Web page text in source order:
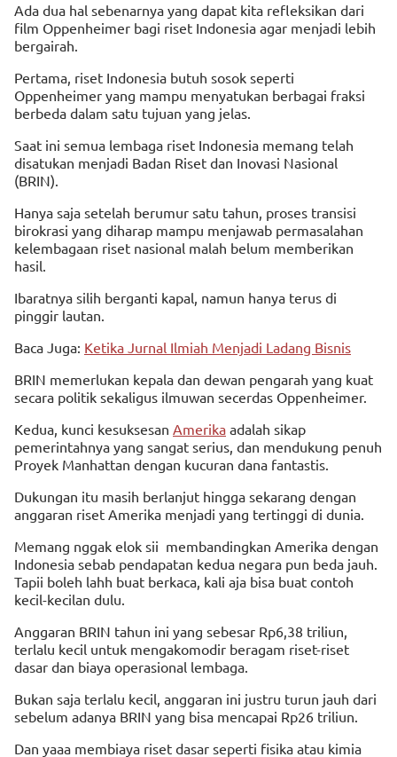
Ada dua hal sebenarnya yang dapat kita refleksikan dari
film Oppenheimer bagi riset Indonesia agar menjadi lebih
bergairah.
Pertama, riset Indonesia butuh sosok seperti
Oppenheimer yang mampu menyatukan berbagai fraksi
berbeda dalam satu tujuan yang jelas.
Saat ini semua lembaga riset Indonesia memang telah
disatukan menjadi Badan Riset dan Inovasi Nasional
(BRIN).
Hanya saja setelah berumur satu tahun, proses transisi
birokrasi yang diharap mampu menjawab permasalahan
kelembagaan riset nasional malah belum memberikan
hasil.
Ibaratnya silih berganti kapal, namun hanya terus di
pinggir lautan.
Baca Juga: Ketika Jurnal Ilmiah Menjadi Ladang Bisnis
BRIN memerlukan kepala dan dewan pengarah yang kuat
secara politik sekaligus ilmuwan secerdas Oppenheimer.
Kedua, kunci kesuksesan Amerika adalah sikap
pemerintahnya yang sangat serius, dan mendukung penuh
Proyek Manhattan dengan kucuran dana fantastis.
Dukungan itu masih berlanjut hingga sekarang dengan
anggaran riset Amerika menjadi yang tertinggi di dunia.
Memang nggak elok sii membandingkan Amerika dengan
Indonesia sebab pendapatan kedua negara pun beda jauh.
Tapii boleh lahh buat berkaca, kali aja bisa buat contoh
kecil-kecilan dulu.
Anggaran BRIN tahun ini yang sebesar Rp6,38 triliun,
terlalu kecil untuk mengakomodir beragam riset-riset
dasar dan biaya operasional lembaga.
Bukan saja terlalu kecil, anggaran ini justru turun jauh dari
sebelum adanya BRIN yang bisa mencapai Rp26 triliun.
Dan yaaa membiaya riset dasar seperti fisika atau kimia